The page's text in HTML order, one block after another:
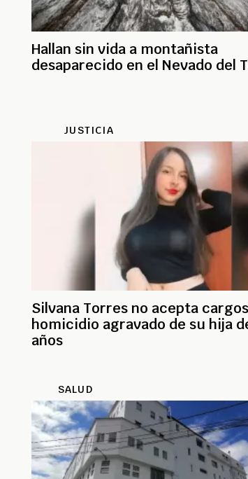
Hallan sin vida a montañista
desaparecido en el Nevado del
JUSTICIA
Silvana Torres no acepta
homicidio agravado de su hija
años
SALUD